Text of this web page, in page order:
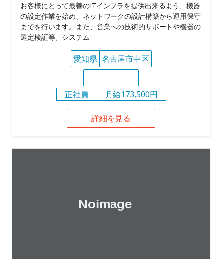
お客様にとって最善のITインフラを提供出来るよう、機器
の設定作業を始め、ネットワークの設計構築から運用保守
までを行います。また、営業への技術的サポートや機器の
選定検証等、システム
愛知県 名古屋市中区
IT
正社員
月給173,500円
詳細を見る